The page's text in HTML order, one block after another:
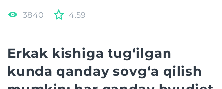
3840 4.59
Erkak kishiga tug‘ilgan
kunda qanday sovg‘a qilish